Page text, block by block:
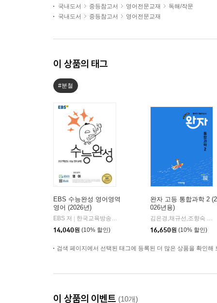
국내도서
중등참고서 영어전문교재
독해/작문
국내도서
중등참고서 영어전문교재
이 상품의 태그
#분철
EBS 수능완성 영어영역
영어 (2026년)
EBS 저
한국교육방송공사
14,040원 (10% 할인)
완자 고등 통합과학 2 (2
026년용)
김은경,채규선,조향숙 등저
16,650원 (10% 할인)
검색 페이지에서 선택된 태그에 등록된 더 많은 상품을 확인해
이 상품의 이벤트 (10개)